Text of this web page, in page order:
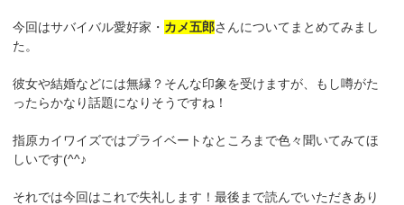
今回はサバイバル愛好家・ カメ五郎さんについてまとめてみまし
た。
彼女や結婚などには無縁？そんな印象を受けますが、もし噂がた
ったらかなり話題になりそうですね！
指原カイワイズではプライベートなところまで色々聞いてみてほ
しいです(^^♪
それでは今回はこれで失礼します！最後まで読んでいただきあり